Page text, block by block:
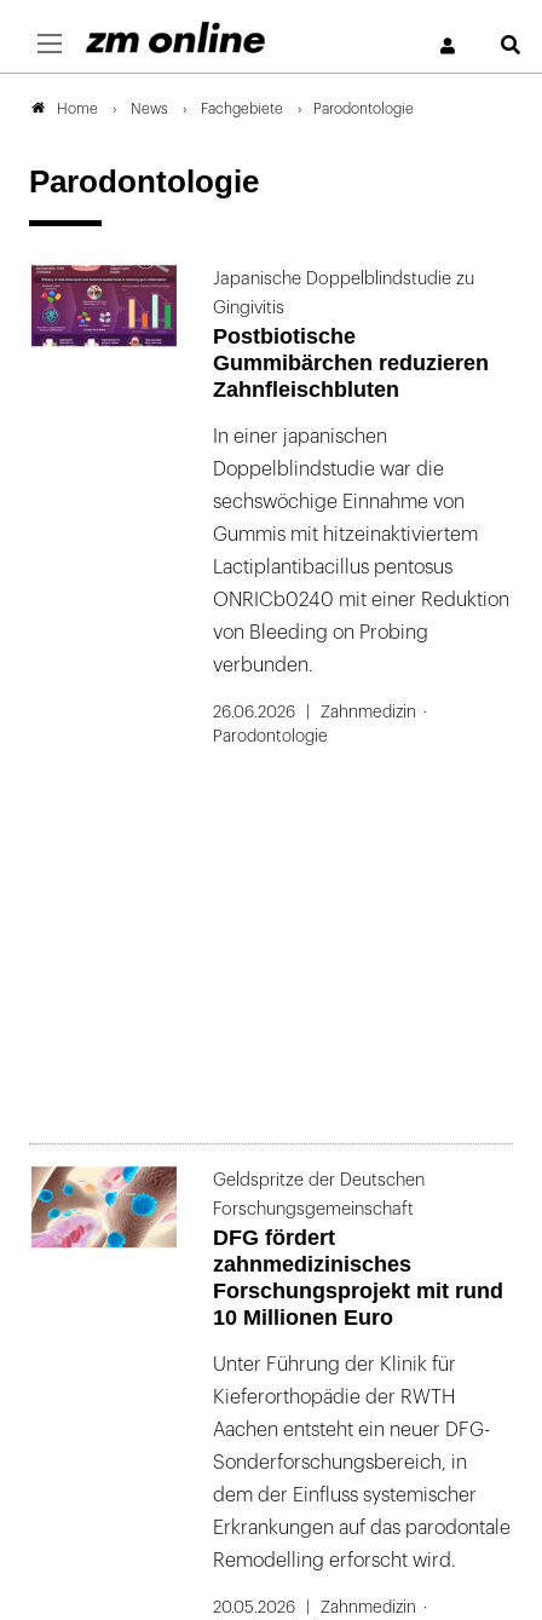
Home News Fachgebiete Parodontologie
Parodontologie
Japanische Doppelblindstudie zu
Gingivitis
Postbiotische
Gummibärchen reduzieren
Zahnfleischbluten
In einer japanischen
Doppelblindstudie war die
sechswöchige Einnahme von
Gummis mit hitzeinaktiviertem
Lactiplantibacillus pentosus
ONRICb0240 mit einer Reduktion
von Bleeding on Probing
verbunden.
26.06.2026
Zahnmedizin
Parodontologie
Geldspritze der Deutschen
Forschungsgemeinschaft
DFG fördert
zahnmedizinisches
Forschungsprojekt mit rund
10 Millionen Euro
Unter Führung der Klinik für
Kieferorthopädie der RWTH
Aachen entsteht ein neuer DFG-
Sonderforschungsbereich, in
dem der Einfluss systemischer
Erkrankungen auf das parodontale
Remodelling erforscht wird.
20.05.2026
Zahnmedizin